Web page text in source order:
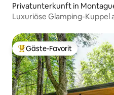
Privatunterkunft in
Luxuriöse Glamping-Kuppel
Beliebter Gäste-Favorit.
Gäste-Favorit